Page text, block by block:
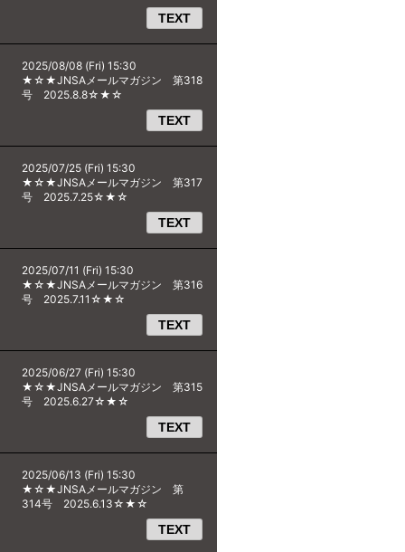
TEXT
2025/08/08 (Fri) 15:30
★☆★JNSAメールマガジン 第318
号 2025.8.8☆★☆
TEXT
2025/07/25 (Fri) 15:30
★☆★JNSAメールマガジン 第317
号 2025.7.25☆★☆
TEXT
2025/07/11 (Fri) 15:30
★☆★JNSAメールマガジン 第316
号 2025.7.11☆★☆
TEXT
2025/06/27 (Fri) 15:30
★☆★JNSAメールマガジン 第315
号 2025.6.27☆★☆
TEXT
2025/06/13 (Fri) 15:30
★☆★JNSAメールマガジン 第
314号 2025.6.13☆★☆
TEXT